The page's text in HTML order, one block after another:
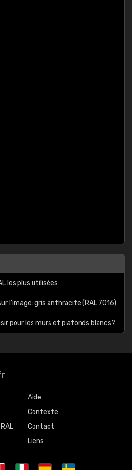
les plus utilisées
l'image: gris anthracite (RAL 7016)
pour les murs et plafonds blancs?
Aide
Contexte
Contact
Liens